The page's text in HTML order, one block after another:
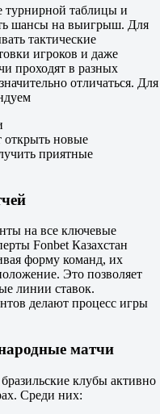
турнирной таблицы и
шансы на выигрыш. Для
тактические
игроков и даже
проходят в разных
отличаться. Для
открыть новые
приятные
на все ключевые
Fonbet Казахстан
форму команд, их
Это позволяет
линии ставок.
делают процесс игры
матчи
клубы активно
Среди них: